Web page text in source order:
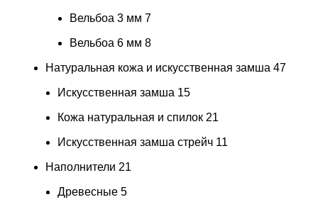
Вельбоа 3 мм 7
Вельбоа 6 мм 8
Натуральная кожа и искусственная замша 47
Искусственная замша 15
Кожа натуральная и спилок 21
Искусственная замша стрейч 11
Наполнители 21
Древесные 5